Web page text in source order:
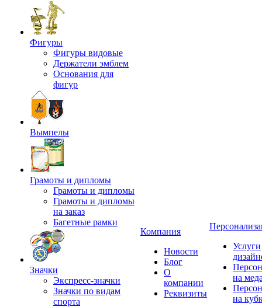
Фигуры
Фигуры видовые
Держатели эмблем
Основания для
фигур
Вымпелы
Грамоты и дипломы
Грамоты и дипломы
Грамоты и дипломы
на заказ
Багетные рамки
Значки
Экспресс-значки
Значки по видам
спорта
Компания
Новости
Блог
О
компании
Реквизиты
Услуги
на
на